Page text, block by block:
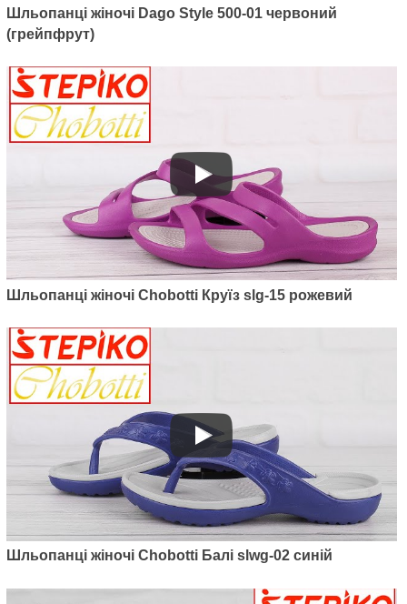
500-04 (рожевий)
Артикул: 500-03
Шльопанці жіночі Dago Style
265
Шльопанці жіночі Dago Style 500-01 червоний
(грейпфрут)
Шльопанці жіночі Chobotti Круїз slg-15 рожевий
Шльопанці жіночі Chobotti Балі slwg-02 синій